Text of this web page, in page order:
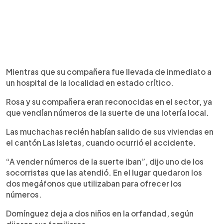
Mientras que su compañera fue llevada de inmediato a
un hospital de la localidad en estado crítico.
Rosa y su compañera eran reconocidas en el sector, ya
que vendían números de la suerte de una lotería local.
Las muchachas recién habían salido de sus viviendas en
el cantón Las Isletas, cuando ocurrió el accidente.
“A vender números de la suerte iban”, dijo uno de los
socorristas que las atendió. En el lugar quedaron los
dos megáfonos que utilizaban para ofrecer los
números.
Domínguez deja a dos niños en la orfandad, según